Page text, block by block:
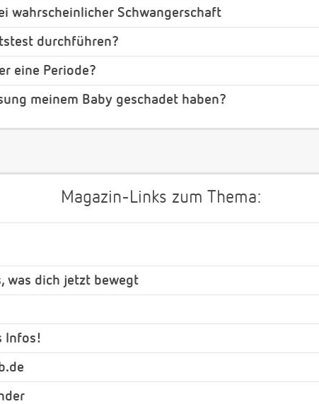
wahrscheinlicher Schwangerschaft
durchführen?
eine Periode?
meinem Baby geschadet haben?
Magazin-Links zum Thema:
was dich jetzt bewegt
Infos!